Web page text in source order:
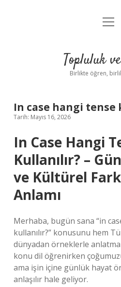
Anasayfa
Yasal
Topluluk
Birlikte öğren,
In case hangi tense
Tarih: Mayıs 16, 2026
In Case Hangi
Kullanılır? –
ve Kültürel
Anlamı
Merhaba, bugün sana “in
kullanılır?” konusunu hem
dünyadan örneklerle
konu dil öğrenirken
ama işin içine günlük hayat
anlaşılır hale geliyor.